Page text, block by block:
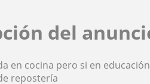
del
en cocina pero si en
repostería